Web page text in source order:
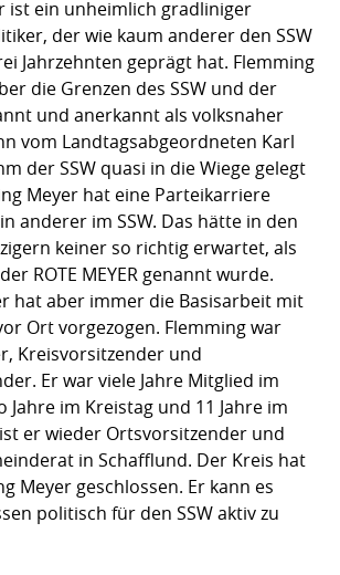
ist ein unheimlich gradliniger
der wie kaum anderer den SSW
Jahrzehnten geprägt hat. Flemming
die Grenzen des SSW und der
und anerkannt als volksnaher
vom Landtagsabgeordneten Karl
der SSW quasi in die Wiege gelegt
Meyer hat eine Parteikarriere
anderer im SSW. Das hätte in den
keiner so richtig erwartet, als
ROTE MEYER genannt wurde.
hat aber immer die Basisarbeit mit
Ort vorgezogen. Flemming war
Kreisvorsitzender und
Er war viele Jahre Mitglied im
Jahre im Kreistag und 11 Jahre im
er wieder Ortsvorsitzender und
in Schafflund. Der Kreis hat
Meyer geschlossen. Er kann es
politisch für den SSW aktiv zu